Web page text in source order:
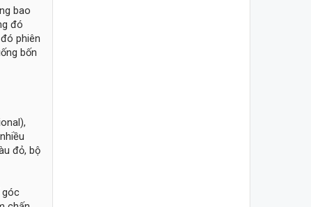
bao
đó
phiên
bốn
đỏ, bộ
góc